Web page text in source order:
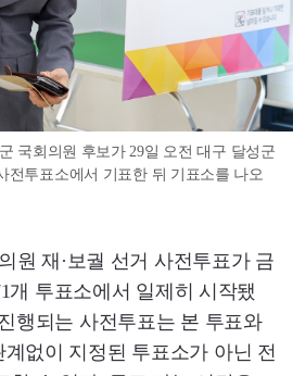
국회의원 후보가 29일 오전 대구 달성군
전투표소에서 기표한 뒤 기표소를 나오
원 재·보궐 선거 사전투표가 금
개 투표소에서 일제히 시작됐
행되는 사전투표는 본 투표와
없이 지정된 투표소가 아닌 전